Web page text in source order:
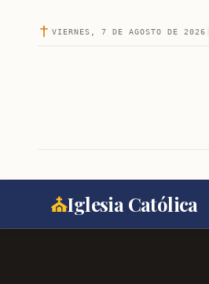
VIERNES, 7 DE AGOSTO DE 2026
⛪Iglesia Católica